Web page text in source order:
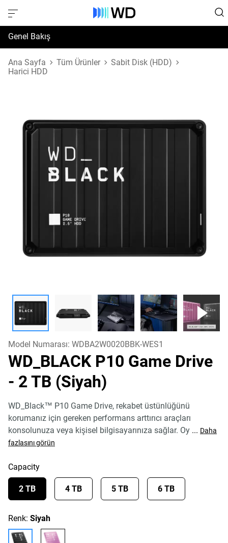
Genel Bakış
Özellikler
Ana Sayfa Tüm Ürünler
Sabit Disk (HDD)
Harici HDD
Model Numarası: WDBA2W0020BBK-WES1
WD_BLACK P10 Game Drive
- 2 TB (Siyah)
WD_Black™ P10 Game Drive, rekabet üstünlüğünü
korumanız için gereken performans arttırıcı araçları
konsolunuza veya kişisel bilgisayarınıza sağlar. Oy ... Daha
fazlasını görün
Capacity
2 TB 4 TB 5 TB 6 TB
Renk: Siyah